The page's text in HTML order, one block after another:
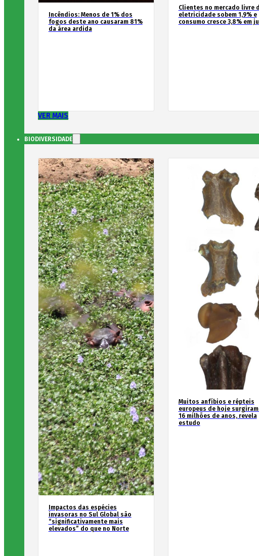
Incêndios: Menos de 1% dos
fogos deste ano causaram 81%
da área ardida
Clientes no mercado livre
eletricidade sobem 1,9% e
consumo cresce 3,8% em
VER MAIS
BIODIVERSIDADE
Impactos das espécies
invasoras no Sul Global são
“significativamente mais
elevados” do que no Norte
Muitos anfíbios e répteis
europeus de hoje surgiram
16 milhões de anos, revela
estudo